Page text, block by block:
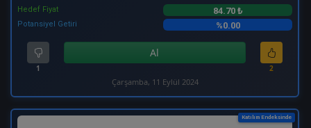
Hedef Fiyat 84.70 ₺
Potansiyel Getiri %0.00
1
Al
2
Çarşamba, 11 Eylül 2024
Katılım Endeksinde